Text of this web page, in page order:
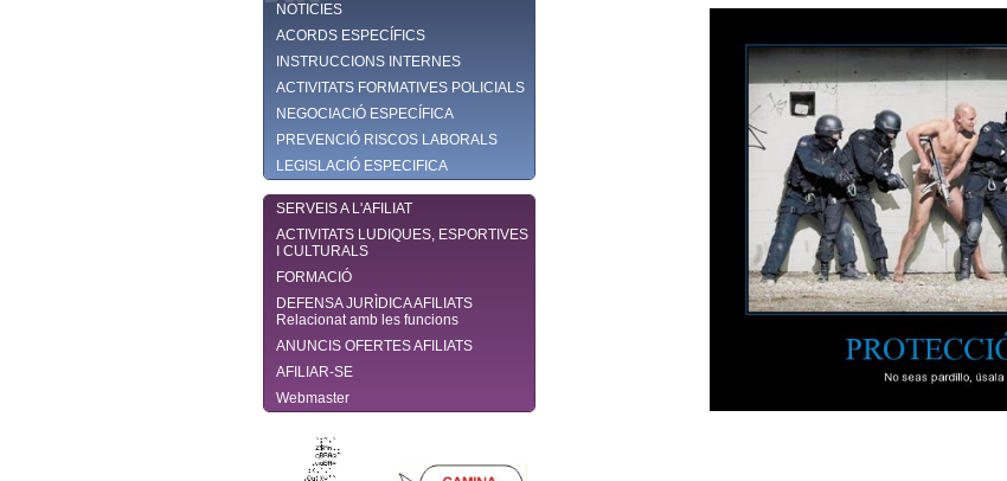
NOTICIES
ACORDS ESPECÍFICS
INSTRUCCIONS INTERNES
ACTIVITATS FORMATIVES POLICIALS
NEGOCIACIÓ ESPECÍFICA
PREVENCIÓ RISCOS LABORALS
LEGISLACIÓ ESPECIFICA
SERVEIS A L'AFILIAT
ACTIVITATS LUDIQUES, ESPORTIVES
I CULTURALS
FORMACIÓ
DEFENSA JURÌDICA AFILIATS
Relacionat amb les funcions
ANUNCIS OFERTES AFILIATS
AFILIAR-SE
Webmaster